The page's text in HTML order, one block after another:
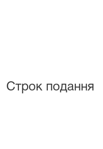
Строк подання